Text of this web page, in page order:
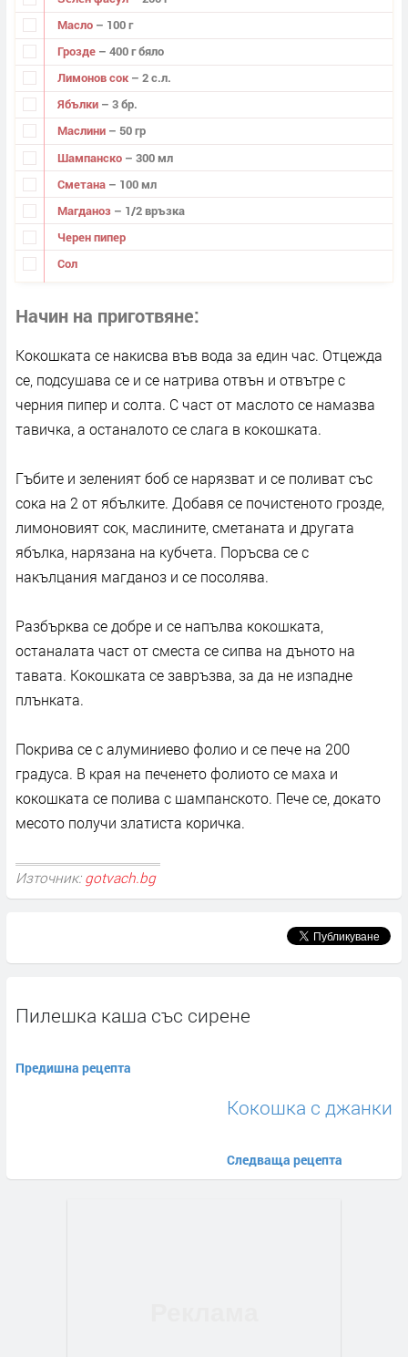
Масло – 100 г
Грозде – 400 г бяло
Лимонов сок – 2 с.л.
Ябълки – 3 бр.
Маслини – 50 гр
Шампанско – 300 мл
Сметана – 100 мл
Магданоз – 1/2 връзка
Черен пипер
Сол
Начин на приготвяне
Кокошката се накисва във вода за един час. Отцежда
се, подсушава се и се натрива отвън и отвътре с
черния пипер и солта. С част от маслото се намазва
тавичка, а останалото се слага в кокошката.
Гъбите и зеленият боб се нарязват и се поливат със
сока на 2 от ябълките. Добавя се почистеното грозде,
лимоновият сок, маслините, сметаната и другата
ябълка, нарязана на кубчета. Поръсва се с
накълцания магданоз и се посолява.
Разбърква се добре и се напълва кокошката,
останалата част от сместа се сипва на дъното на
тавата. Кокошката се завръзва, за да не изпадне
плънката.
Покрива се с алуминиево фолио и се пече на 200
градуса. В края на печенето фолиото се маха и
кокошката се полива с шампанското. Пече се, докато
месото получи златиста коричка.
Източник: gotvach.bg
Пилешка каша със сирене
Предишна рецепта
Кокошка с джанки
Следваща рецепта